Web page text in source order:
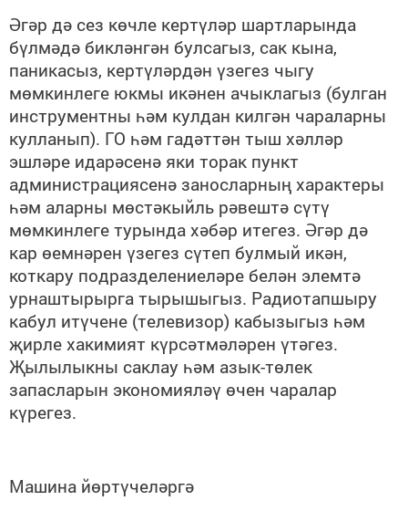
Әгәр дә сез көчле кертүләр шартларында
бүлмәдә бикләнгән булсагыз, сак кына,
паникасыз, кертүләрдән үзегез чыгу
мөмкинлеге юкмы икәнен ачыклагыз (булган
инструментны һәм кулдан килгән чараларны
кулланып). ГО һәм гадәттән тыш хәлләр
эшләре идарәсенә яки торак пункт
администрациясенә заносларның характеры
һәм аларны мөстәкыйль рәвештә сүтү
мөмкинлеге турында хәбәр итегез. Әгәр дә
кар өемнәрен үзегез сүтеп булмый икән,
коткару подразделениеләре белән элемтә
урнаштырырга тырышыгыз. Радиотапшыру
кабул итүчене (телевизор) кабызыгыз һәм
җирле хакимият күрсәтмәләрен үтәгез.
Җылылыкны саклау һәм азык-төлек
запасларын экономияләү өчен чаралар
күрегез.
Машина йөртүчеләргә